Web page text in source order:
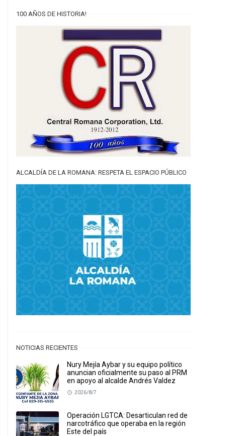
100 AÑOS DE HISTORIA!
ALCALDÍA DE LA ROMANA: RESPETA EL ESPACIO PÚBLICO
NOTICIAS RECIENTES
Nury Mejía Aybar y su equipo político
anuncian oficialmente su paso al PRM
en apoyo al alcalde Andrés Valdez
2026/8/7
Operación LGTCA: Desarticulan red de
narcotráfico que operaba en la región
Este del país